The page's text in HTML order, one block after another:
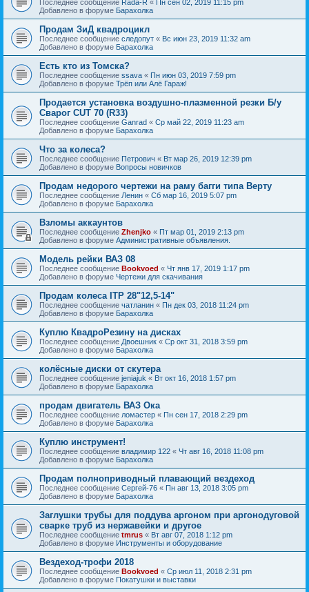
Последнее сообщение Rada-R « Пн сен 02, 2019 11:15 pm
Добавлено в форуме Барахолка
Продам ЗиД квадроцикл
Последнее сообщение следопут « Вс июн 23, 2019 11:32 am
Добавлено в форуме Барахолка
Есть кто из Томска?
Последнее сообщение ssava « Пн июн 03, 2019 7:59 pm
Добавлено в форуме Трёп или Алё Гараж!
Продается установка воздушно-плазменной резки Б/у
Сварог CUT 70 (R33)
Последнее сообщение Ganrad « Ср май 22, 2019 11:23 am
Добавлено в форуме Барахолка
Что за колеса?
Последнее сообщение Петрович « Вт мар 26, 2019 12:39 pm
Добавлено в форуме Вопросы новичков
Продам недорого чертежи на раму багги типа Верту
Последнее сообщение Ленин « Сб мар 16, 2019 5:07 pm
Добавлено в форуме Барахолка
Взломы аккаунтов
Последнее сообщение Zhenjko « Пт мар 01, 2019 2:13 pm
Добавлено в форуме Административные объявления.
Модель рейки ВАЗ 08
Последнее сообщение Bookvoed « Чт янв 17, 2019 1:17 pm
Добавлено в форуме Чертежи для скачивания
Продам колеса ITP 28"12,5-14"
Последнее сообщение чатланин « Пн дек 03, 2018 11:24 pm
Добавлено в форуме Барахолка
Куплю КвадроРезину на дисках
Последнее сообщение Двоешник « Ср окт 31, 2018 3:59 pm
Добавлено в форуме Барахолка
колёсные диски от скутера
Последнее сообщение jeniajuk « Вт окт 16, 2018 1:57 pm
Добавлено в форуме Барахолка
продам двигатель ВАЗ Ока
Последнее сообщение ломастер « Пн сен 17, 2018 2:29 pm
Добавлено в форуме Барахолка
Куплю инструмент!
Последнее сообщение владимир 122 « Чт авг 16, 2018 11:08 pm
Добавлено в форуме Барахолка
Продам полноприводный плавающий вездеход
Последнее сообщение Сергей-76 « Пн авг 13, 2018 3:05 pm
Добавлено в форуме Барахолка
Заглушки трубы для поддува аргоном при аргонодуговой
сварке труб из нержавейки и другое
Последнее сообщение tmrus « Вт авг 07, 2018 1:12 pm
Добавлено в форуме Инструменты и оборудование
Вездеход-трофи 2018
Последнее сообщение Bookvoed « Ср июл 11, 2018 2:31 pm
Добавлено в форуме Покатушки и выставки